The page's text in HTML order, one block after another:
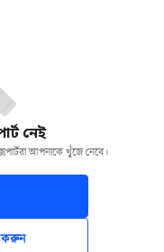
নেই
আপনাকে খুঁজে নেবে।
করুন